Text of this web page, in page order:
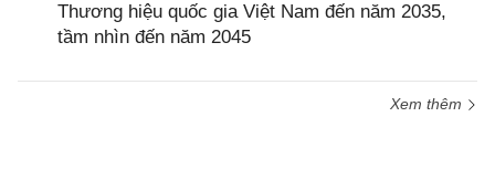
Thương hiệu quốc gia Việt Nam đến năm 2035,
tầm nhìn đến năm 2045
Xem thêm